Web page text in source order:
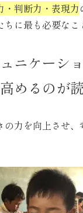
・判断力・表現力
ちに最も必要なこ
ニケーシ
めるのが
の力を向上させ